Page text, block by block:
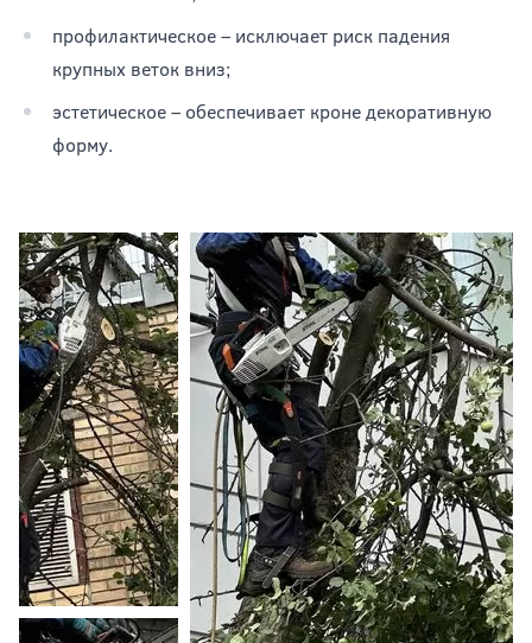
профилактическое – исключает риск падения
крупных веток вниз;
эстетическое – обеспечивает кроне декоративную
форму.